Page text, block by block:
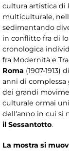
cultura artistica di
multiculturale,
sedimentando
in conflitto fra di
cronologica
fra Modernità e
Roma (1907-
anni di
dei grandi
culturale ormai
dell'anno in cui si
il Sessantotto.
La mostra si